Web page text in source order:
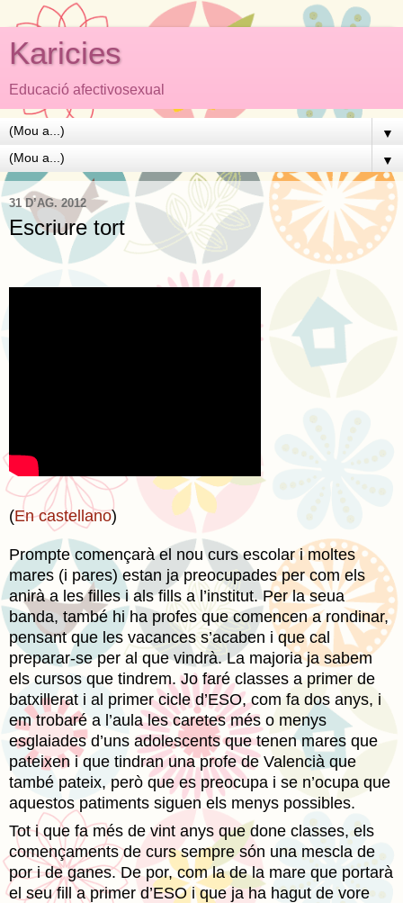
Karicies
Educació afectivosexual
▼
▼
31 D’AG. 2012
Escriure tort
(En castellano)
Prompte començarà el nou curs escolar i moltes
mares (i pares) estan ja preocupades per com els
anirà a les filles i als fills a l’institut. Per la seua
banda, també hi ha profes que comencen a rondinar,
pensant que les vacances s’acaben i que cal
preparar-se per al que vindrà. La majoria ja sabem
els cursos que tindrem. Jo faré classes a primer de
batxillerat i al primer cicle d’ESO, com fa dos anys, i
em trobaré a l’aula les caretes més o menys
esglaiades d’uns adolescents que tenen mares que
pateixen i que tindran una profe de Valencià que
també pateix, però que es preocupa i se n’ocupa que
aquestos patiments siguen els menys possibles.
Tot i que fa més de vint anys que done classes, els
començaments de curs sempre són una mescla de
por i de ganes. De por, com la de la mare que portarà
el seu fill a primer d’ESO i que ja ha hagut de vore